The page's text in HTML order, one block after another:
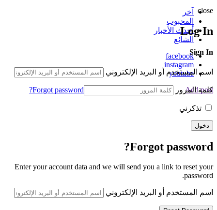
آخر
المحبوب
أحدث الأخبار
الشائع
facebook
instagram
youtube
Add post
close
Log In
Sign In
اسم المستخدم أو البريد الإلكتروني
كلمة المرور Forgot password?
تذكرني
Forgot password?
Enter your account data and we will send you a link to reset your
password.
اسم المستخدم أو البريد الإلكتروني